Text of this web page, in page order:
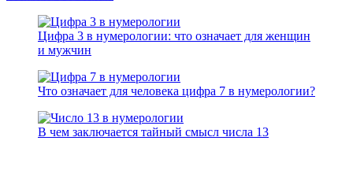
Цифра 3 в нумерологии: что означает для женщин
и мужчин
Что означает для человека цифра 7 в нумерологии?
В чем заключается тайный смысл числа 13